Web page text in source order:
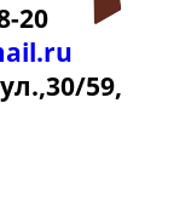
20
59,